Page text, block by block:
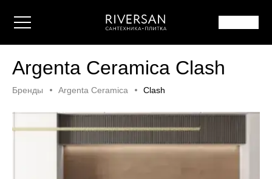
Argenta Ceramica Clash
Бренды Argenta Ceramica Clash